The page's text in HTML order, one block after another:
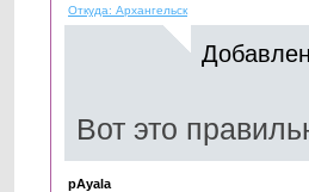
Откуда: Архангельск
Вот это
pAyala